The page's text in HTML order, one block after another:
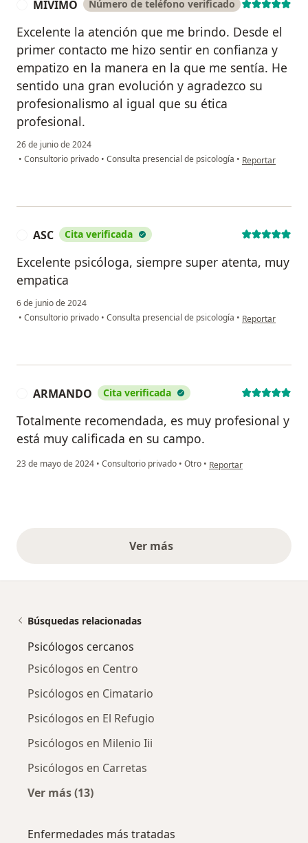
MIVIMO Número de teléfono verificado
Excelente la atención que me brindo. Desde el
primer contacto me hizo sentir en confianza y
empatizo en la manera en la que me sentía. He
sentido una gran evolución y agradezco su
profesionalismo al igual que su ética
profesional.
26 de junio de 2024
• Consultorio privado • Consulta presencial de psicología • en opinión del
Reportar
ASC Cita verificada
Excelente psicóloga, siempre super atenta, muy
empatica
6 de junio de 2024
• Consultorio privado • Consulta presencial de psicología • en opinión del
Reportar
ARMANDO Cita verificada
Totalmente recomendada, es muy profesional y
está muy calificada en su campo.
23 de mayo de 2024 • Consultorio privado • Otro • en opinión del usuario
Reportar
Ver másopiniones anteriores
Búsquedas relacionadas
Psicólogos cercanos
Psicólogos en Centro
Psicólogos en Cimatario
Psicólogos en El Refugio
Psicólogos en Milenio Iii
Psicólogos en Carretas
Ver más (13)
Enfermedades más tratadas